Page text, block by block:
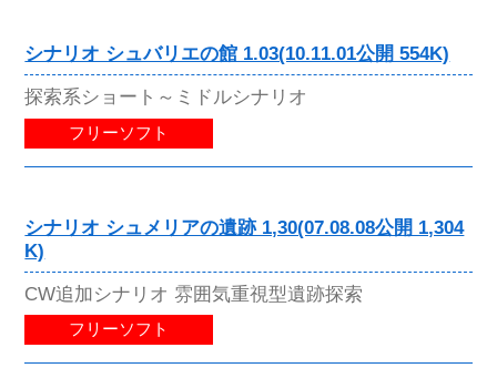
シナリオ シュバリエの館 1.03(10.11.01公開 554K)
探索系ショート～ミドルシナリオ
フリーソフト
シナリオ シュメリアの遺跡 1,30(07.08.08公開 1,304
K)
CW追加シナリオ 雰囲気重視型遺跡探索
フリーソフト